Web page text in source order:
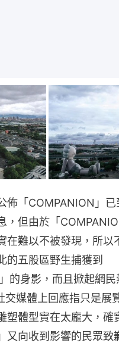
佈「COMPANION」已
，但由於「
在難以不被發現，所以
的五股區野生捕獲到
的身影，而且掀起網
交媒體上回應指只是展
塑體型實在太龐大，確
又向收到影響的民眾致